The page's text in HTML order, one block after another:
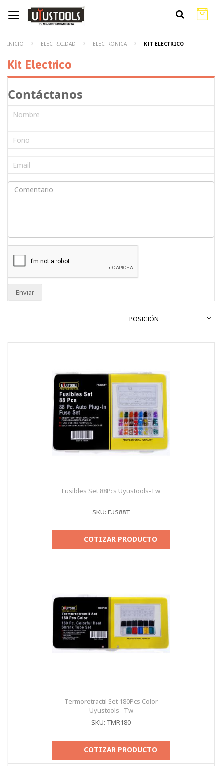
INICIO ELECTRICIDAD ELECTRONICA KIT ELECTRICO
Kit Electrico
Fusibles Set 88Pcs Uyustools-Tw
SKU: FUS88T
COTIZAR PRODUCTO
Termoretractil Set 180Pcs Color
Uyustools--Tw
SKU: TMR180
COTIZAR PRODUCTO
Contáctanos
Enviar